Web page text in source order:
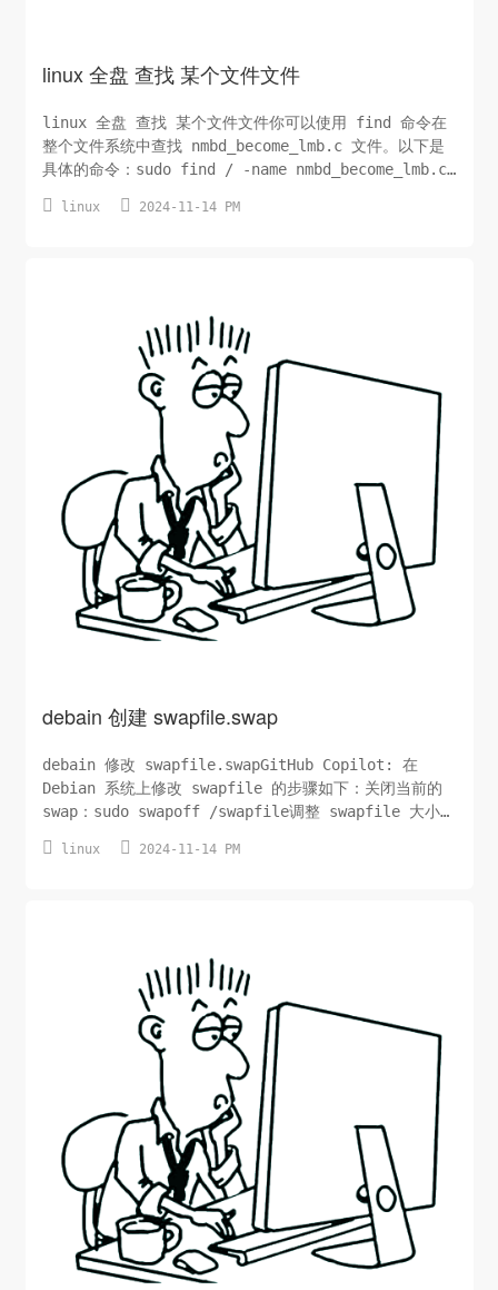
linux 全盘 查找 某个文件文件
linux 全盘 查找 某个文件文件你可以使用 find 命令在
整个文件系统中查找 nmbd_become_lmb.c 文件。以下是
具体的命令：sudo find / -name nmbd_become_lmb.c
nmbd_become_lmb.c 的文件。由于查找整个文件系统可能
 linux  2024-11-14 PM
debain 创建 swapfile.swap
debain 修改 swapfile.swapGitHub Copilot: 在
Debian 系统上修改 swapfile 的步骤如下：关闭当前的
swap：sudo swapoff /swapfile调整 swapfile 大小：
if=/dev/zero of=/swapfile bs=1M count=2048设置
 linux  2024-11-14 PM